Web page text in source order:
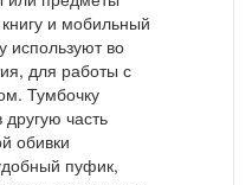
и мобильный
используют во
для работы с
Тумбочку
часть
обивки
пуфик,